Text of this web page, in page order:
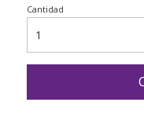
Cantidad